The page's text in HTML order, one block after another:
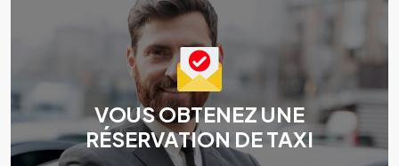
VOUS OBTENEZ UNE
RÉSERVATION DE TAXI